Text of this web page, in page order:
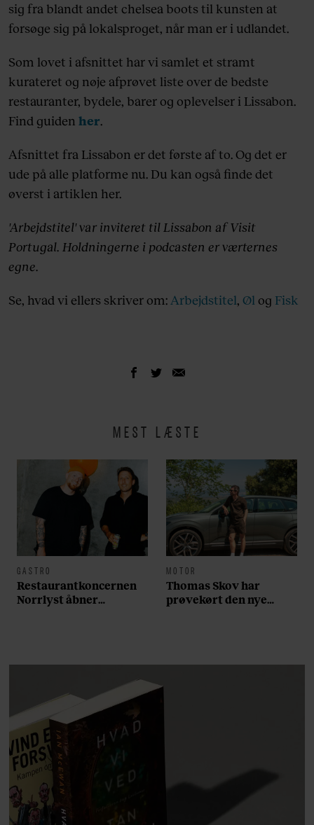
sig fra blandt andet chelsea boots til kunsten at
forsøge sig på lokalsproget, når man er i udlandet.
Som lovet i afsnittet har vi samlet et stramt
kurateret og nøje afprøvet liste over de bedste
restauranter, bydele, barer og oplevelser i Lissabon.
Find guiden her.
Afsnittet fra Lissabon er det første af to. Og det er
ude på alle platforme nu. Du kan også finde det
øverst i artiklen her.
'Arbejdstitel' var inviteret til Lissabon af Visit
Portugal. Holdningerne i podcasten er værternes
egne.
Se, hvad vi ellers skriver om:Arbejdstitel, Øl og Fisk
MEST LÆSTE
GASTRO
Restaurantkoncernen
Norrlyst åbner
MOTOR
Thomas Skov har
prøvekørt den nye